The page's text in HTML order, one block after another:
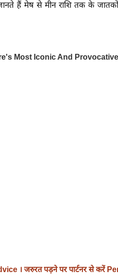
हैं मेष से मीन राशि तक के
। जरुरत पड़ने पर पार्टनर से करें